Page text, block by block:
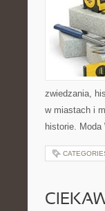
zwiedzania,
w miastach i
historie.